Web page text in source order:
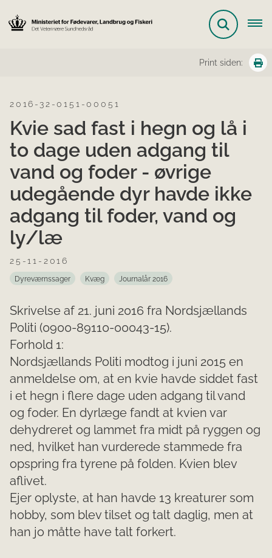
Print siden:
2016-32-0151-00051
Kvie sad fast i hegn og lå i
to dage uden adgang til
vand og foder - øvrige
udegående dyr havde ikke
adgang til foder, vand og
ly/læ
25-11-2016
Dyreværnssager Kvæg Journalår 2016
Skrivelse af 21. juni 2016 fra Nordsjællands
Politi (0900-89110-00043-15).
Forhold 1:
Nordsjællands Politi modtog i juni 2015 en
anmeldelse om, at en kvie havde siddet fast
i et hegn i flere dage uden adgang til vand
og foder. En dyrlæge fandt at kvien var
dehydreret og lammet fra midt på ryggen og
ned, hvilket han vurderede stammede fra
opspring fra tyrene på folden. Kvien blev
aflivet.
Ejer oplyste, at han havde 13 kreaturer som
hobby, som blev tilset og talt daglig, men at
han jo måtte have talt forkert.